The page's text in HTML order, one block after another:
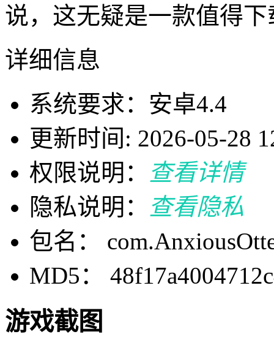
说，这无疑是一款值得
详细信息
系统要求：安卓4.4
更新时间: 2026-05-28
权限说明：
查看详情
隐私说明：
查看隐私
包名：
MD5：
游戏截图